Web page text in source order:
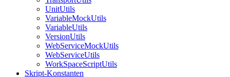
UnitUtils
VariableMockUtils
VariableUtils
VersionUtils
WebServiceMockUtils
WebServiceUtils
WorkSpaceScriptUtils
Skript-Konstanten